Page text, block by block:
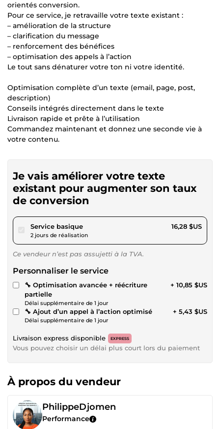
orientés conversion.
Pour ce service, je retravaille votre texte existant :
– amélioration de la structure
– clarification du message
– renforcement des bénéfices
– optimisation des appels à l’action
Le tout sans dénaturer votre ton ni votre identité.
Optimisation complète d’un texte (email, page, post,
description)
Conseils intégrés directement dans le texte
Livraison rapide et prête à l’utilisation
Commandez maintenant et donnez une seconde vie à
votre contenu.
Je vais améliorer votre texte
existant pour augmenter son taux
de conversion
Service basiquepour 15,00 $US
2 jours de réalisation
16,28 $US
Ce vendeur n’est pas assujetti à la TVA.
Personnaliser le service
🔧 Optimisation avancée + réécriture
partielle
Délai supplémentaire de 1 jour
+ 10,85 $US
🔧 Ajout d’un appel à l’action optimisé
Délai supplémentaire de 1 jour
+ 5,43 $US
Livraison express disponible EXPRESS
Vous pouvez choisir un délai plus court lors du paiement
À propos du vendeur
PhilippeDjomen
Performance